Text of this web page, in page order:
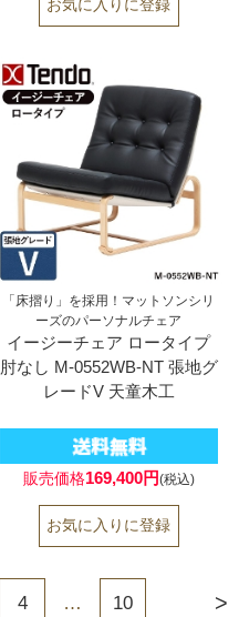
「床摺り」を採用！マットソンシリ
ーズのパーソナルチェア
イージーチェア ロータイプ
肘なし M-0552WB-NT 張地グ
レードV 天童木工
販売価格169,400円(税込)
>
4 … 10